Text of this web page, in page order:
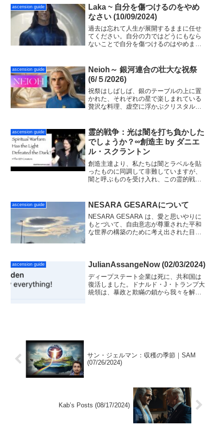
収容施設の大規模な拡張が完了しまし
た。数週間以内に軍...
ascension guide
Laka ~ 自分を傷つけるのをやめ
なさい (10/09/2024)
過去は忘れて人生が展開するままに任せ
てください。自分の力ではどうにもなら
ないことで自分を傷つけるのはやめまし
り自分を力強く光に満ちた存在として今
を生きてください。
ascension guide
Neioh～ 銀河連合の壮大な祝祭
(6/５/2026)
祝祭はしばしば、銀のテーブルの上に置
かれた、それぞれの星で楽しまれている
贅沢な料理、虚空に浮かぶクリスタルの
る何千もの光り輝く妖精たちに迎えられ
ます。音楽はそれぞれの集まりの中心で
す。
ascension guide
霊的戦争：光は闇を打ち負かした
でしょうか？∞創造主 by ダニエ
ル・スクラントン
創造主達より、私たちは闇とラベルを貼
ったものに同調して非難していますが、
闇と呼ぶものを受け入れ、この霊的戦争
闇で遊んでいた人たちを光の中に招き入
れてください。
ascension guide NESARA GESARAについて
NESARA GESARA は、愛と思いやりに
もとづいて、自由意志が尊重された平和
な世界の構築のために考え出された目標
できます。
ascension guide JulianAssangeNow (02/03/2024)
ディープステート企業は死に、共和国は
復活しました。ドナルド・J・トランプ大
統領は、暴政と欺瞞の鎖から我々を解放
サン・ジェルマン：収穫の季節｜SAM
(07/26/2024)
Kab’s Posts (08/17/2024)